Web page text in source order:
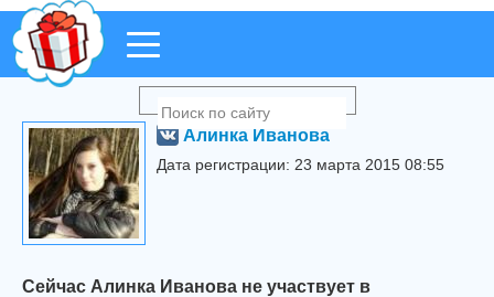
Алинка Иванова
Дата регистрации: 23 марта 2015 08:55
Сейчас Алинка Иванова не участвует в